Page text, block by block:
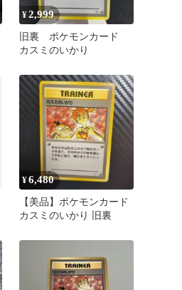
¥2,999
旧裏 ポケモンカード
カスミのいかり
¥6,480
【美品】ポケモンカード
カスミのいかり 旧裏